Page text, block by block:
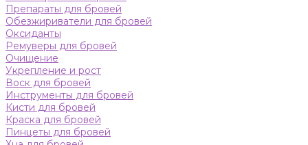
Препараты для бровей
Обезжириватели для бровей
Оксиданты
Ремуверы для бровей
Очищение
Укрепление и рост
Воск для бровей
Инструменты для бровей
Кисти для бровей
Краска для бровей
Пинцеты для бровей